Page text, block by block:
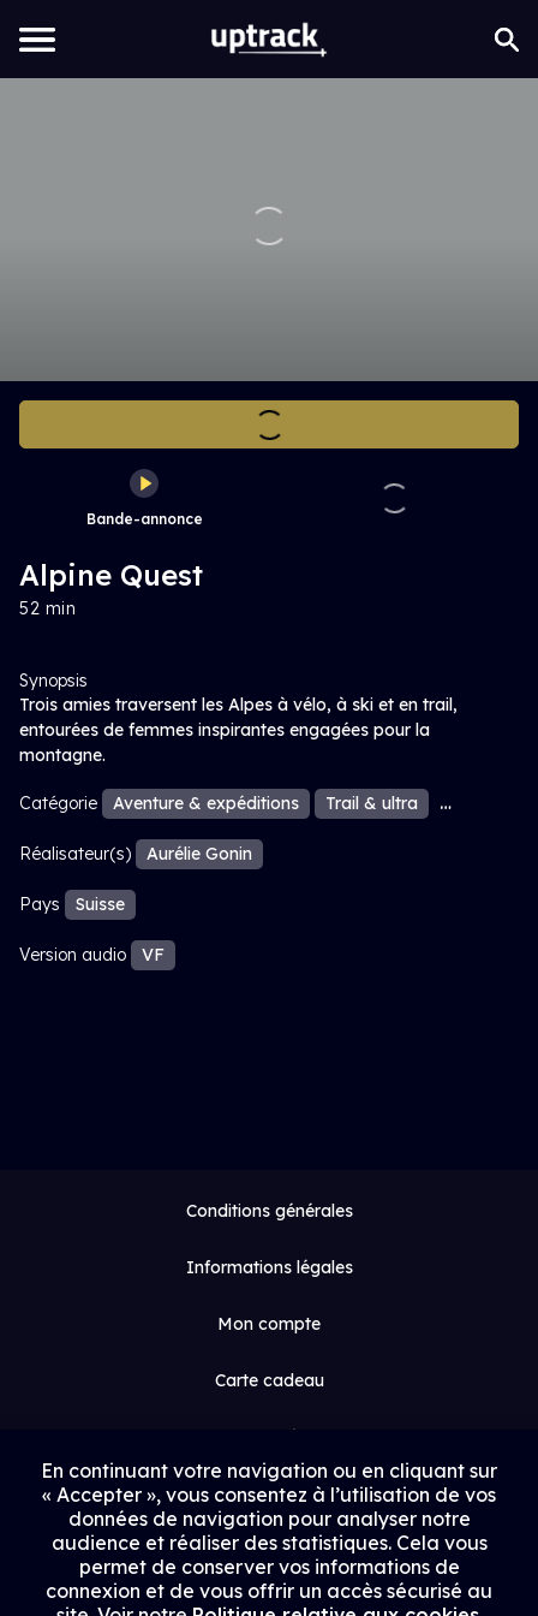
Bande-annonce
Alpine Quest
52 min
Synopsis
Trois amies traversent les Alpes à vélo, à ski et en trail,
entourées de femmes inspirantes engagées pour la
montagne.
Catégorie Aventure & expéditions Trail & ultra Ski de
Réalisateur(s) Aurélie Gonin
Pays Suisse
Version audio VF
Conditions générales
Informations légales
Mon compte
Carte cadeau
Espace médias
Contact
Proposer un film
Rejoindre Uptrack
En continuant votre navigation ou en cliquant sur
« Accepter », vous consentez à l’utilisation de vos
données de navigation pour analyser notre
audience et réaliser des statistiques. Cela vous
permet de conserver vos informations de
connexion et de vous offrir un accès sécurisé au